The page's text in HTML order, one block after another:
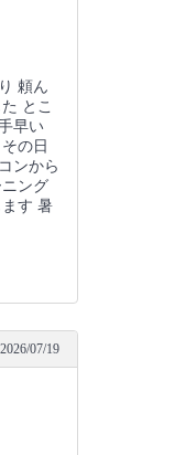
頼ん
とこ
早い
の日
ンから
ング
す 暑
2026/07/19